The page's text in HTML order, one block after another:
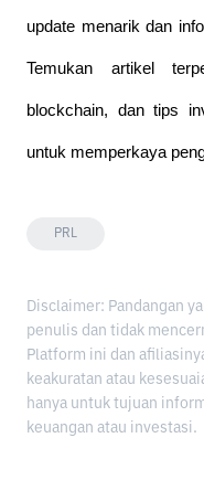
update menarik dan
Temukan artikel
blockchain, dan tips
untuk memperkaya
PRL
Disclaimer: Pandangan
penulis dan tidak
Platform ini dan
keakuratan atau
hanya untuk tujuan
keuangan atau investasi.